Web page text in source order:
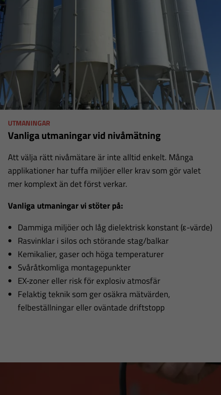
UTMANINGAR
Vanliga utmaningar vid nivåmätning
Att välja rätt nivåmätare är inte alltid enkelt. Många
applikationer har tuffa miljöer eller krav som gör valet
mer komplext än det först verkar.
Vanliga utmaningar vi stöter på:
Dammiga miljöer och låg dielektrisk konstant (ε-värde)
Rasvinklar i silos och störande stag/balkar
Kemikalier, gaser och höga temperaturer
Svåråtkomliga montagepunkter
EX-zoner eller risk för explosiv atmosfär
Felaktig teknik som ger osäkra mätvärden,
felbeställningar eller oväntade driftstopp